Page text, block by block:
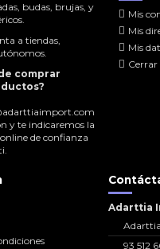
budas, brujas, y
a tiendas,
comprar
y te indicaremos la
de confianza
Mis
Mis
Mis
Cerrar
Adarttia
93 512